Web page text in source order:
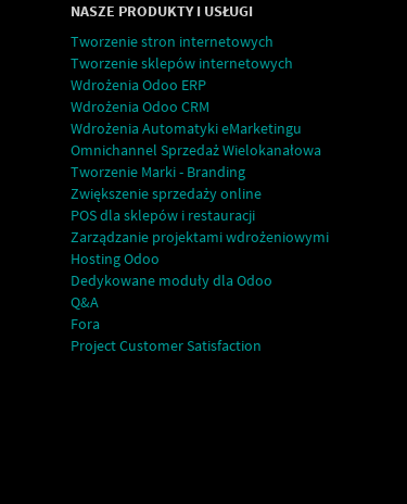
NASZE PRODUKTY I USŁUGI
Tworzenie stron internetowych
Tworzenie sklepów internetowych
Wdrożenia Odoo ERP
Wdrożenia Odoo CRM
Wdrożenia Automatyki eMarketingu
Omnichannel Sprzedaż Wielokanałowa
Tworzenie Marki - Branding
Zwiększenie sprzedaży online
POS dla sklepów i restauracji
Zarządzanie projektami wdrożeniowymi
Hosting Odoo
Dedykowane moduły dla Odoo
Q&A
Fora
Project Customer Satisfaction